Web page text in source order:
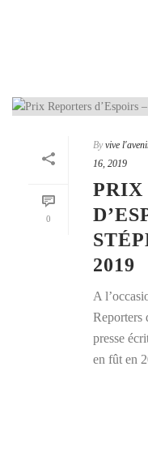
0
By vive
16, 2019
PRIX
2019
A
Reporters
presse
en fût en